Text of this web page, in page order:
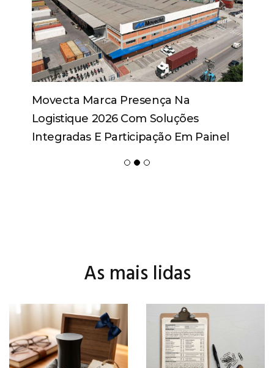
Movecta Marca Presença Na
Logistique 2026 Com Soluções
Integradas E Participação Em Painel
As mais lidas